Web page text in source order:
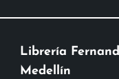
Librería
Medellín